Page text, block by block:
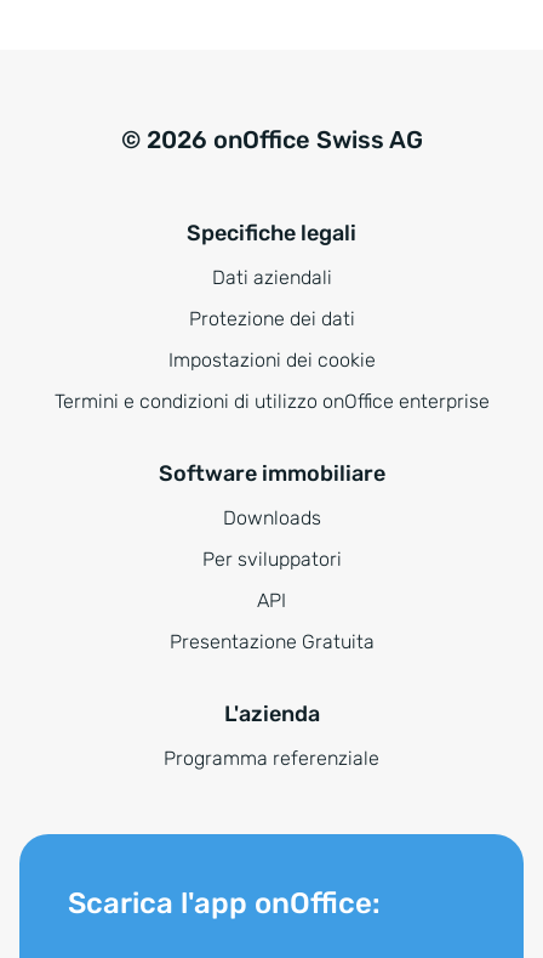
© 2026 onOffice Swiss AG
Specifiche legali
Dati aziendali
Protezione dei dati
Impostazioni dei cookie
Termini e condizioni di utilizzo onOffice enterprise
Software immobiliare
Downloads
Per sviluppatori
API
Presentazione Gratuita
L'azienda
Programma referenziale
Scarica l'app onOffice: